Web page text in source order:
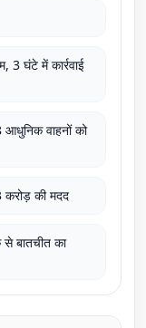
घंटे में कार्रवाई
वाहनों को
करोड़ की मदद
से बातचीत का